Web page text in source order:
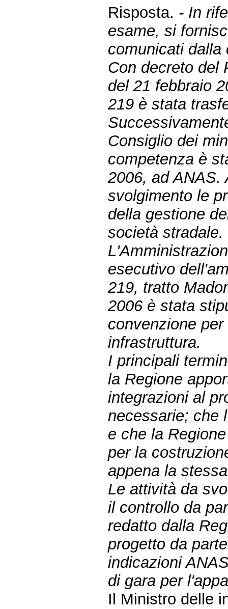
Risposta. - In
esame, si
comunicati dalla
Con decreto del
del 21 febbraio
219 è stata
Consiglio dei
competenza è
2006, ad ANAS.
svolgimento le
della gestione
società stradale.
esecutivo
219, tratto
2006 è stata
convenzione
infrastruttura.
I principali
la Regione
integrazioni al
necessarie; che
e che la
per la
appena la
Le attività da
il controllo da
redatto dalla
progetto da
indicazioni
di gara per
Il Ministro delle